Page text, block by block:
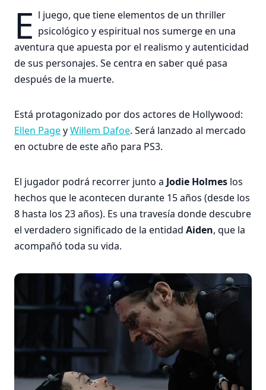
E l juego, que tiene elementos de un thriller
psicológico y espiritual nos sumerge en una
aventura que apuesta por el realismo y autenticidad
de sus personajes. Se centra en saber qué pasa
después de la muerte.
Está protagonizado por dos actores de Hollywood:
Ellen PageyWillem Dafoe. Será lanzado al mercado
en octubre de este año para PS3.
El jugador podrá recorrer junto a Jodie Holmes los
hechos que le acontecen durante 15 años (desde los
8 hasta los 23 años). Es una travesía donde descubre
el verdadero significado de la entidad Aiden, que la
acompañó toda su vida.